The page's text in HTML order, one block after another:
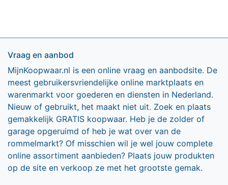
Vraag en aanbod
MijnKoopwaar.nl is een online vraag en aanbodsite. De
meest gebruikersvriendelijke online marktplaats en
warenmarkt voor goederen en diensten in Nederland.
Nieuw of gebruikt, het maakt niet uit. Zoek en plaats
gemakkelijk GRATIS koopwaar. Heb je de zolder of
garage opgeruimd of heb je wat over van de
rommelmarkt? Of misschien wil je wel jouw complete
online assortiment aanbieden? Plaats jouw produkten
op de site en verkoop ze met het grootste gemak.